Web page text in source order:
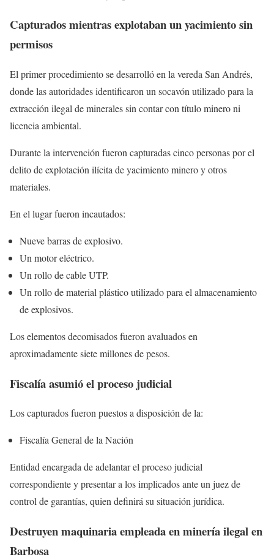
Capturados mientras explotaban un yacimiento sin
permisos
El primer procedimiento se desarrolló en la vereda San Andrés,
donde las autoridades identificaron un socavón utilizado para la
extracción ilegal de minerales sin contar con título minero ni
licencia ambiental.
Durante la intervención fueron capturadas cinco personas por el
delito de explotación ilícita de yacimiento minero y otros
materiales.
En el lugar fueron incautados:
Nueve barras de explosivo.
Un motor eléctrico.
Un rollo de cable UTP.
Un rollo de material plástico utilizado para el almacenamiento
de explosivos.
Los elementos decomisados fueron avaluados en
aproximadamente siete millones de pesos.
Fiscalía asumió el proceso judicial
Los capturados fueron puestos a disposición de la:
Fiscalía General de la Nación
Entidad encargada de adelantar el proceso judicial
correspondiente y presentar a los implicados ante un juez de
control de garantías, quien definirá su situación jurídica.
Destruyen maquinaria empleada en minería ilegal en
Barbosa